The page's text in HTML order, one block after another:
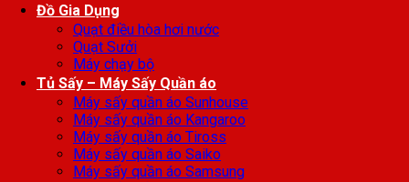
Đồ Gia Dụng
Quạt điều hòa hơi nước
Quạt Sưởi
Máy chạy bộ
Tủ Sấy – Máy Sấy Quần áo
Máy sấy quần áo Sunhouse
Máy sấy quần áo Kangaroo
Máy sấy quần áo Tiross
Máy sấy quần áo Saiko
Máy sấy quần áo Samsung